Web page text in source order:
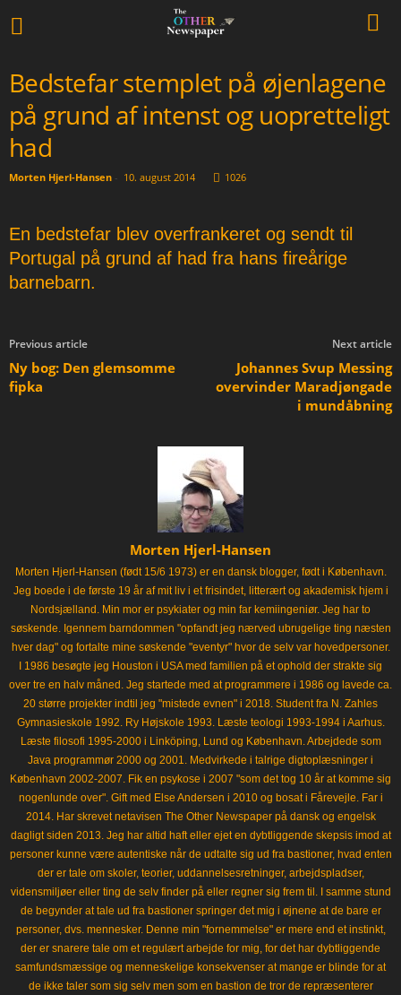
Bedstefar stemplet på øjenlagene
på grund af intenst og uopretteligt
had
Morten Hjerl-Hansen - 10. august 2014 1026
En bedstefar blev overfrankeret og sendt til
Portugal på grund af had fra hans fireårige
barnebarn.
Previous article
Ny bog: Den glemsomme
fipka
Next article
Johannes Svup Messing
overvinder Maradjøngade
i mundåbning
Morten Hjerl-Hansen
Morten Hjerl-Hansen (født 15/6 1973) er en dansk blogger, født i København.
Jeg boede i de første 19 år af mit liv i et frisindet, litterært og akademisk hjem i
Nordsjælland. Min mor er psykiater og min far kemiingeniør. Jeg har to
søskende. Igennem barndommen "opfandt jeg nærved ubrugelige ting næsten
hver dag" og fortalte mine søskende "eventyr" hvor de selv var hovedpersoner.
I 1986 besøgte jeg Houston i USA med familien på et ophold der strakte sig
over tre en halv måned. Jeg startede med at programmere i 1986 og lavede ca.
20 større projekter indtil jeg "mistede evnen" i 2018. Student fra N. Zahles
Gymnasieskole 1992. Ry Højskole 1993. Læste teologi 1993-1994 i Aarhus.
Læste filosofi 1995-2000 i Linköping, Lund og København. Arbejdede som
Java programmør 2000 og 2001. Medvirkede i talrige digtoplæsninger i
København 2002-2007. Fik en psykose i 2007 "som det tog 10 år at komme sig
nogenlunde over". Gift med Else Andersen i 2010 og bosat i Fårevejle. Far i
2014. Har skrevet netavisen The Other Newspaper på dansk og engelsk
dagligt siden 2013. Jeg har altid haft eller ejet en dybtliggende skepsis imod at
personer kunne være autentiske når de udtalte sig ud fra bastioner, hvad enten
der er tale om skoler, teorier, uddannelsesretninger, arbejdspladser,
vidensmiljøer eller ting de selv finder på eller regner sig frem til. I samme stund
de begynder at tale ud fra bastioner springer det mig i øjnene at de bare er
personer, dvs. mennesker. Denne min "fornemmelse" er mere end et instinkt,
der er snarere tale om et regulært arbejde for mig, for det har dybtliggende
samfundsmæssige og menneskelige konsekvenser at mange er blinde for at
de ikke taler som sig selv men som en bastion de tror de repræsenterer